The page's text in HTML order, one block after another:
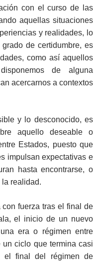
con el curso de las
aquellas situaciones
y realidades, lo
de certidumbre, es
como así aquellos
de alguna
acercarnos a contextos
y lo desconocido, es
aquello deseable o
Estados, puesto que
impulsan expectativas e
hasta encontrarse, o
la realidad.
fuerza tras el final de
el inicio de un nuevo
era o régimen entre
un ciclo que termina casi
el final del régimen de